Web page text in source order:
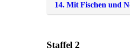
14. Mit Fischen und
Staffel 2